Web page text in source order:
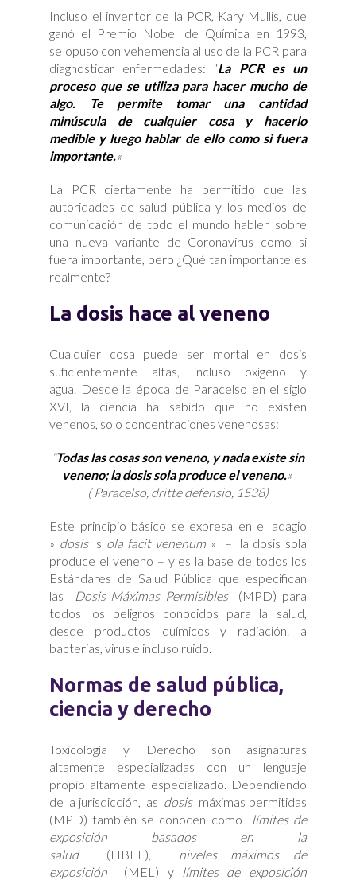
Incluso el inventor de la PCR, Kary Mullis, que
ganó el Premio Nobel de Química en 1993,
se opuso con vehemencia al uso de la PCR para
diagnosticar enfermedades: “La PCR es un
proceso que se utiliza para hacer mucho de
algo. Te permite tomar una cantidad
minúscula de cualquier cosa y hacerlo
medible y luego hablar de ello como si fuera
importante.«
La PCR ciertamente ha permitido que las
autoridades de salud pública y los medios de
comunicación de todo el mundo hablen sobre
una nueva variante de Coronavirus como si
fuera importante, pero ¿Qué tan importante es
realmente?
La dosis hace al veneno
Cualquier cosa puede ser mortal en dosis
suficientemente altas, incluso oxígeno y
agua. Desde la época de Paracelso en el siglo
XVI, la ciencia ha sabido que no existen
venenos, solo concentraciones venenosas:
“Todas las cosas son veneno, y nada existe sin
veneno; la dosis sola produce el veneno.»
( Paracelso, dritte defensio, 1538)
Este principio básico se expresa en el adagio
» dosis s ola facit venenum » –
la dosis sola
produce el veneno – y es la base de todos los
Estándares de Salud Pública que especifican
las
Dosis Máximas Permisibles(MPD) para
todos los peligros conocidos para la salud,
desde productos químicos y radiación. a
bacterias, virus e incluso ruido.
Normas de salud pública,
ciencia y derecho
Toxicología y Derecho son asignaturas
altamente especializadas con un lenguaje
propio altamente especializado. Dependiendo
de la jurisdicción, las dosismáximas permitidas
(MPD) también se conocen como
límites de
exposición basados ​​en la
salud(HBEL),
niveles máximos de
exposición (MEL) y
límites de exposición